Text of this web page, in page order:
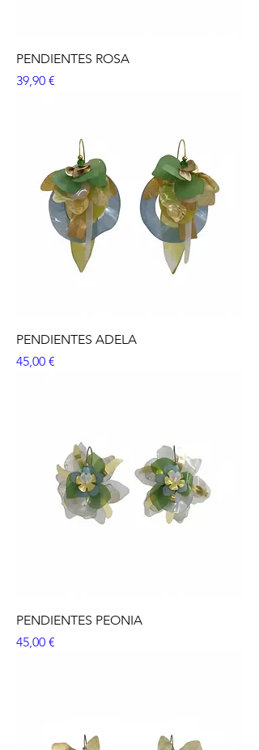
PENDIENTES ROSA
Precio
39,90 €
PENDIENTES ADELA
Precio
45,00 €
PENDIENTES PEONIA
Precio
45,00 €